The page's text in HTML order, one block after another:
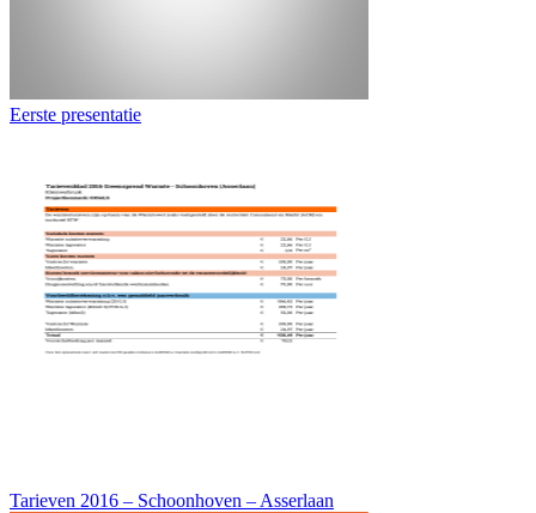
Eerste presentatie
Tarieven 2016 – Schoonhoven – Asserlaan